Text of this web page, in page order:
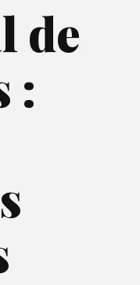
de
: